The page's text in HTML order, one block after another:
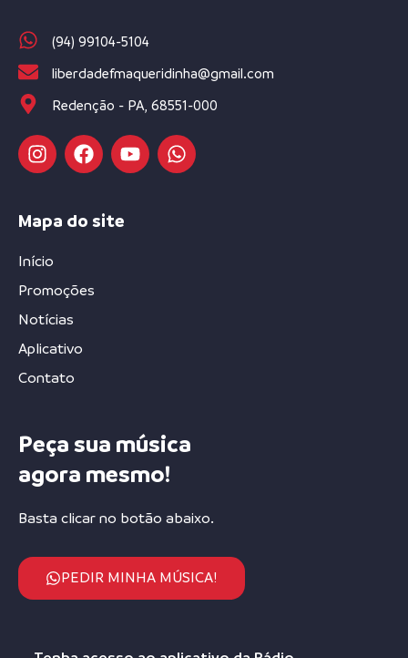
(94) 99104-5104
liberdadefmaqueridinha@gmail.com
Redenção - PA, 68551-000
Mapa do site
Início
Promoções
Notícias
Aplicativo
Contato
Peça sua música
agora mesmo!
Basta clicar no botão abaixo.
PEDIR MINHA MÚSICA!